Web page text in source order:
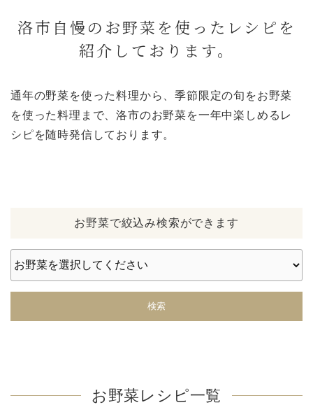
洛市自慢のお野菜を使ったレシピを
紹介しております。
通年の野菜を使った料理から、季節限定の旬をお野菜
を使った料理まで、洛市のお野菜を一年中楽しめるレ
シピを随時発信しております。
お野菜で絞込み検索ができます
検索
お野菜レシピ一覧